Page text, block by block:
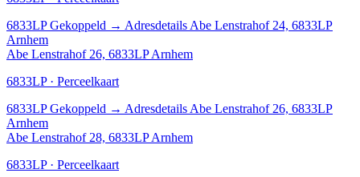
6833LP Gekoppeld → Adresdetails Abe Lenstrahof 24, 6833LP
Arnhem
Abe Lenstrahof 26, 6833LP Arnhem
6833LP · Perceelkaart
6833LP Gekoppeld → Adresdetails Abe Lenstrahof 26, 6833LP
Arnhem
Abe Lenstrahof 28, 6833LP Arnhem
6833LP · Perceelkaart